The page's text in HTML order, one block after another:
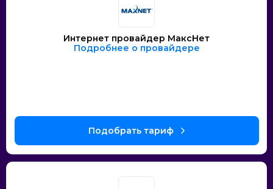
Интернет провайдер МаксНет
Подробнее о провайдере